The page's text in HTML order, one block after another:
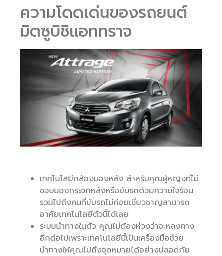
ความโดดเด่นของรถยนต์
มิตซูบิชิแอททราจ
เทคโนโลยีกล้องมองหลัง สำหรับคุณผู้หญิงที่ไม่
ชอบมองกระจกหลังหรือขับรถด้วยความใจร้อน
รวมไปถึงคนที่ขับรถไม่ค่อยเชี่ยวชาญสามารถ
อาศัยเทคโนโลยีตัวนี้ได้เลย
ระบบนำทางในตัว คุณไม่ต้องห่วงว่าจะหลงทาง
อีกต่อไปเพราะเทคโนโลยีนี้เป็นเครื่องมือช่วย
นำทางให้คุณไปถึงจุดหมายได้อย่างปลอดภัย